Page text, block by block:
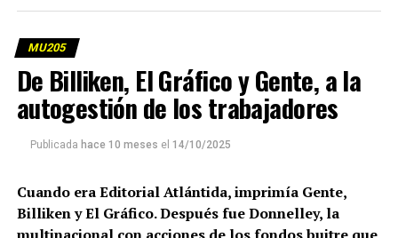
MU205
De Billiken, El Gráfico y Gente, a la
autogestión de los trabajadores
Publicada hace 10 meses el 14/10/2025
Cuando era Editorial Atlántida, imprimía Gente,
Billiken y El Gráfico. Después fue Donnelley, la